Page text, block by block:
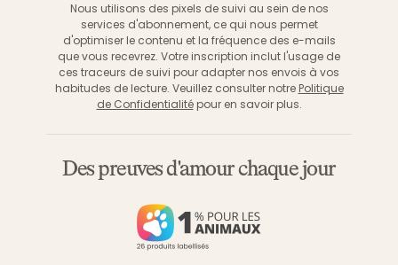
Nous utilisons des pixels de suivi au sein de nos
services d'abonnement, ce qui nous permet
d'optimiser le contenu et la fréquence des e-mails
que vous recevrez. Votre inscription inclut l'usage de
ces traceurs de suivi pour adapter nos envois à vos
habitudes de lecture. Veuillez consulter notre Politique
de Confidentialitépour en savoir plus.
Des preuves d'amour chaque jour